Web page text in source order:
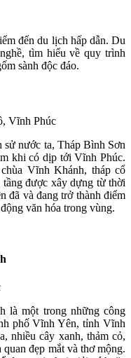
đến du lịch hấp dẫn. Du
tìm hiểu về quy trình
sành độc đáo.
Vĩnh Phúc
nước ta, Tháp Bình Sơn
khi có dịp tới Vĩnh Phúc.
Vĩnh Khánh, tháp cổ
được xây dựng từ thời
đã và đang trở thành điểm
văn hóa trong vùng.
là một trong những công
phố Vĩnh Yên, tỉnh Vĩnh
nhiều cây xanh, thảm cỏ,
đẹp mắt và thơ mộng.